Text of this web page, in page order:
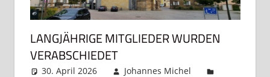
LANGJÄHRIGE MITGLIEDER WURDEN
VERABSCHIEDET
30. April 2026
Johannes Michel